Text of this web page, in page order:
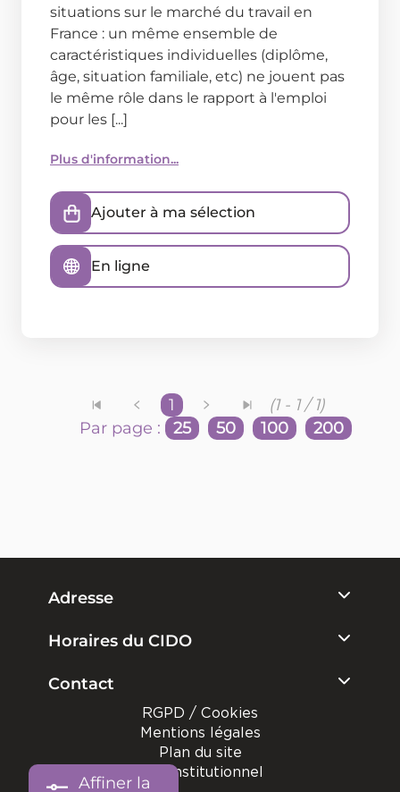
Affiner la
situations sur le marché du travail en
France : un même ensemble de
caractéristiques individuelles (diplôme,
âge, situation familiale, etc) ne jouent pas
le même rôle dans le rapport à l'emploi
pour les [...]
Plus d'information...
Ajouter à ma sélection
En ligne
1
(1 - 1 / 1)
Par page :
25 50 100 200
Adresse
Horaires du CIDO
Contact
RGPD / Cookies
Mentions légales
Plan du site
Site institutionnel